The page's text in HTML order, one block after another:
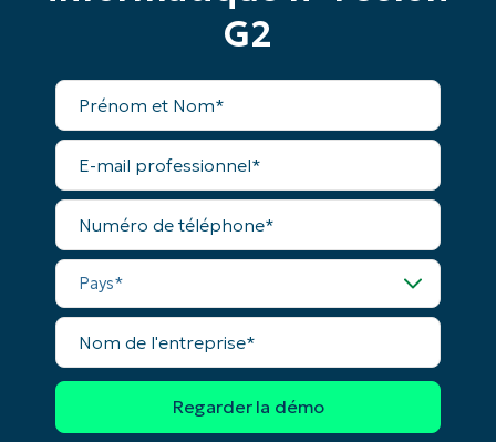
G2
Prénom
Nom*
E-
mail
professionnel*
Numéro
téléphone*
Pays*
Nom
l'entreprise*
Company
name*